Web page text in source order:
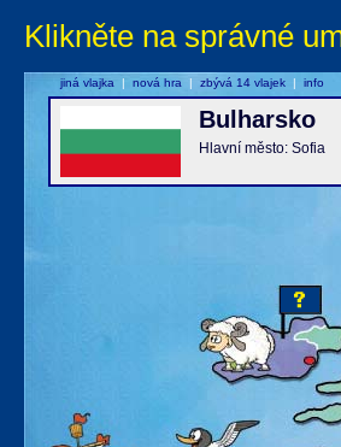
Klikněte na správné
Bulharsko
Hlavní město: Sofia
jiná vlajka | nová hra | zbývá 14 vlajek | info